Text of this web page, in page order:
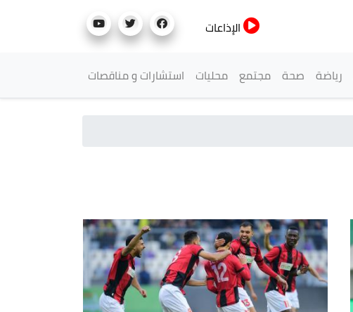
الإذاعات
رياضة صحة مجتمع محليات استشارات و مناقصات